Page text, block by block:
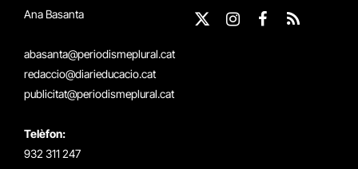
Ana Basanta
abasanta@periodismeplural.cat
redaccio@diarieducacio.cat
publicitat@periodismeplural.cat
Telèfon:
932 311 247
X
Instagram
Facebook
RSS